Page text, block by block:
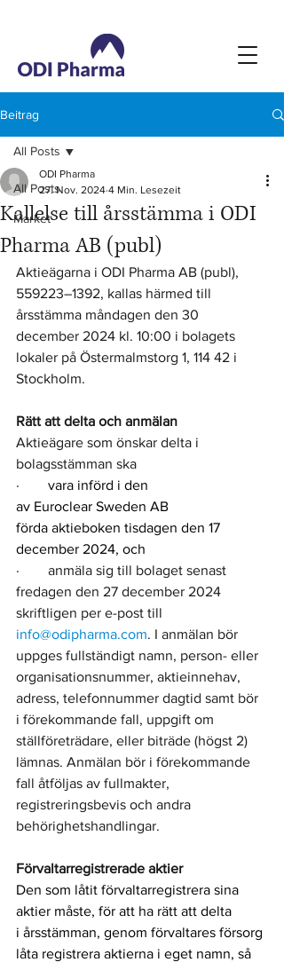
Beitrag
All Posts
Market
All Posts
Kallelse till årsstämma i ODI
Pharma AB (publ)
ODI Pharma
27. Nov. 2024 4 Min. Lesezeit
Aktieägarna i ODI Pharma AB (publ),
559223–1392, kallas härmed till
årsstämma måndagen den 30
december 2024 kl. 10:00 i bolagets
lokaler på Östermalmstorg 1, 114 42 i
Stockholm.
Rätt att delta och anmälan
Aktieägare som önskar delta i
bolagsstämman ska
· vara införd i den
av Euroclear Sweden AB
förda aktieboken tisdagen den 17
december 2024, och
·        anmäla sig till bolaget senast
fredagen den 27 december 2024
skriftligen per e-post till
info@odipharma.com. I anmälan bör
uppges fullständigt namn, person- eller
organisationsnummer, aktieinnehav,
adress, telefonnummer dagtid samt bör
i förekommande fall, uppgift om
ställföreträdare, eller biträde (högst 2)
lämnas. Anmälan bör i förekommande
fall åtföljas av fullmakter,
registreringsbevis och andra
behörighetshandlingar.
Förvaltarregistrerade aktier
Den som låtit förvaltarregistrera sina
aktier måste, för att ha rätt att delta
i årsstämman, genom förvaltares försorg
låta registrera aktierna i eget namn, så